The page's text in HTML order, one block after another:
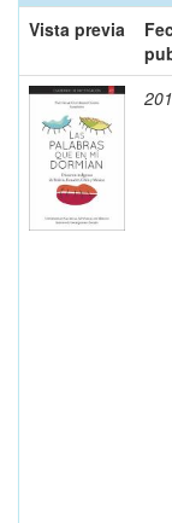
Vista previa